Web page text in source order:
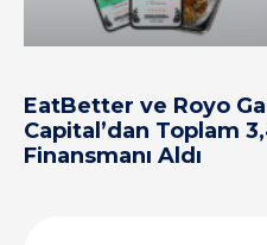
EatBetter ve Royo
Capital’dan Toplam
Finansmanı Aldı